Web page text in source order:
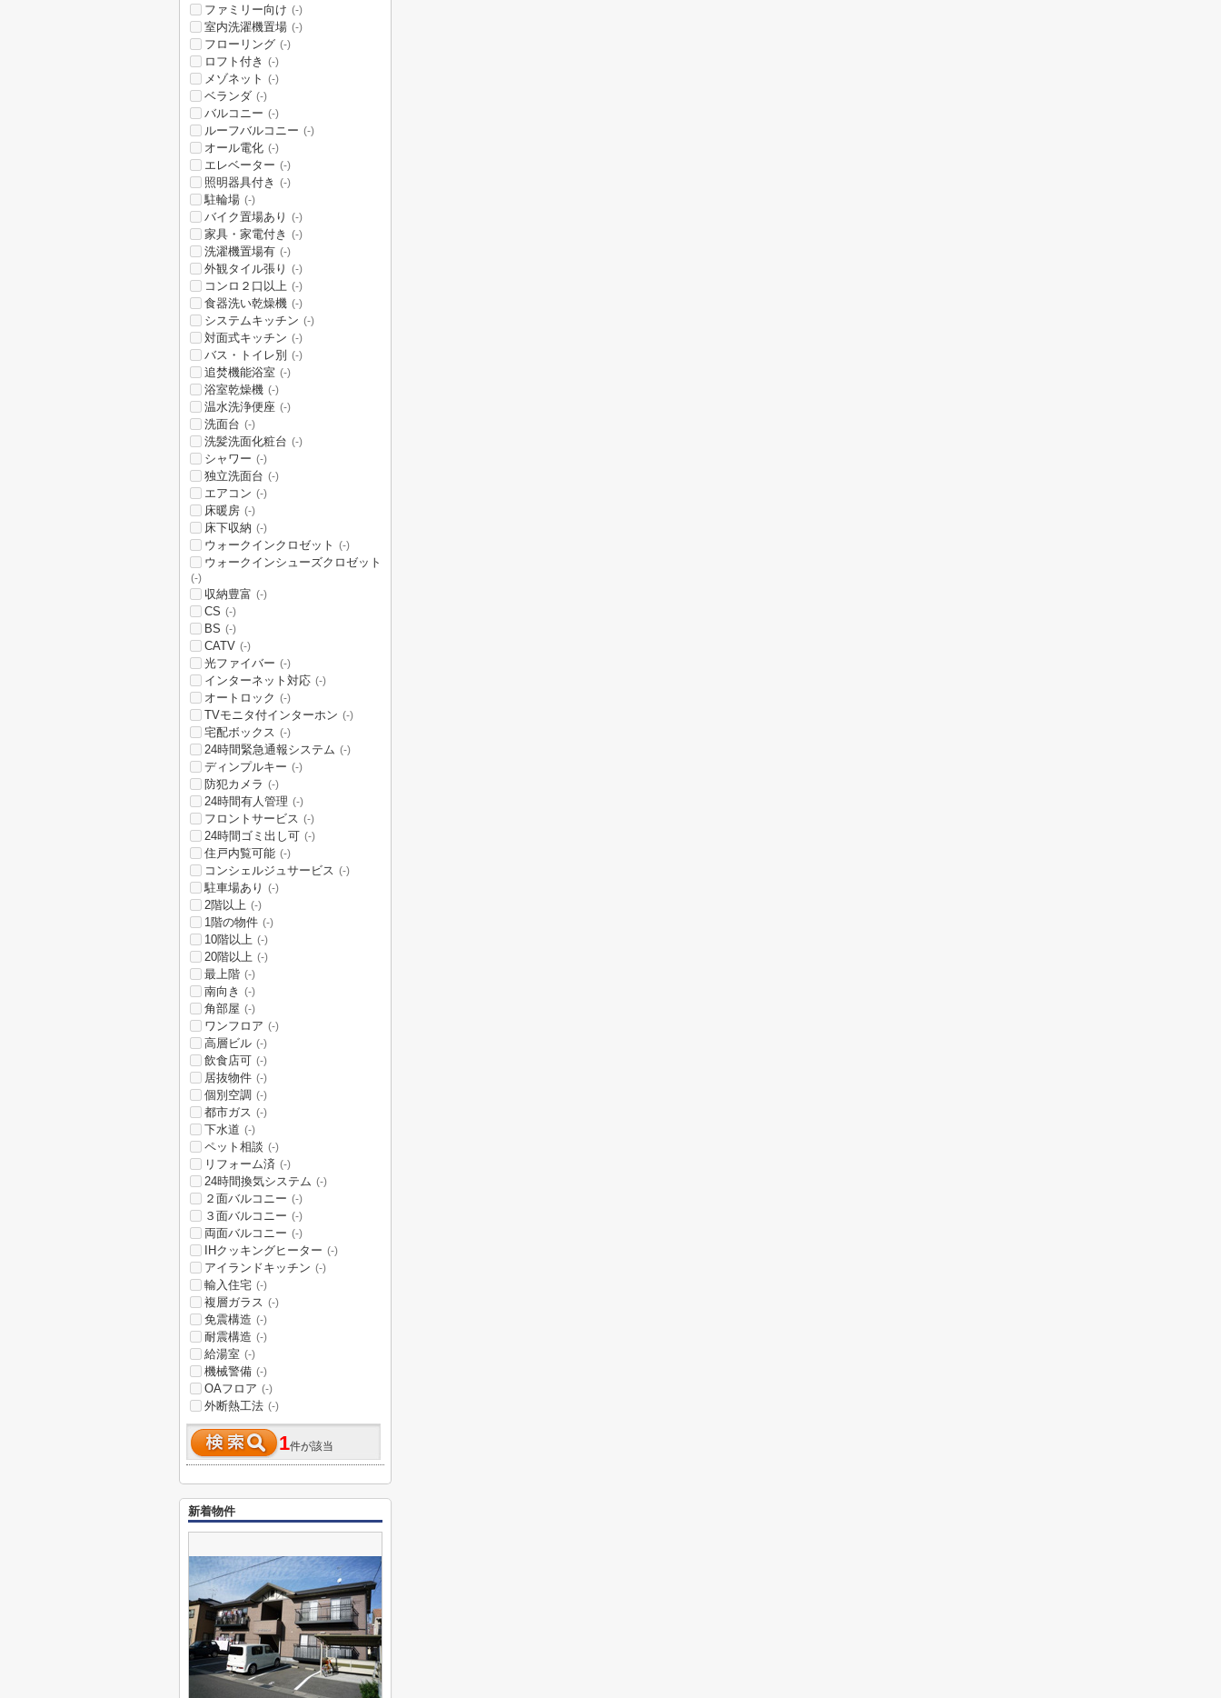
ファミリー向け (-)
室内洗濯機置場 (-)
フローリング (-)
ロフト付き (-)
メゾネット (-)
ベランダ (-)
バルコニー (-)
ルーフバルコニー (-)
オール電化 (-)
エレベーター (-)
照明器具付き (-)
駐輪場 (-)
バイク置場あり (-)
家具・家電付き (-)
洗濯機置場有 (-)
外観タイル張り (-)
コンロ２口以上 (-)
食器洗い乾燥機 (-)
システムキッチン (-)
対面式キッチン (-)
バス・トイレ別 (-)
追焚機能浴室 (-)
浴室乾燥機 (-)
温水洗浄便座 (-)
洗面台 (-)
洗髪洗面化粧台 (-)
シャワー (-)
独立洗面台 (-)
エアコン (-)
床暖房 (-)
床下収納 (-)
ウォークインクロゼット (-)
ウォークインシューズクロゼット
(-)
収納豊富 (-)
CS (-)
BS (-)
CATV (-)
光ファイバー (-)
インターネット対応 (-)
オートロック (-)
TVモニタ付インターホン (-)
宅配ボックス (-)
24時間緊急通報システム (-)
ディンプルキー (-)
防犯カメラ (-)
24時間有人管理 (-)
フロントサービス (-)
24時間ゴミ出し可 (-)
住戸内覧可能 (-)
コンシェルジュサービス (-)
駐車場あり (-)
2階以上 (-)
1階の物件 (-)
10階以上 (-)
20階以上 (-)
最上階 (-)
南向き (-)
角部屋 (-)
ワンフロア (-)
高層ビル (-)
飲食店可 (-)
居抜物件 (-)
個別空調 (-)
都市ガス (-)
下水道 (-)
ペット相談 (-)
リフォーム済 (-)
24時間換気システム (-)
２面バルコニー (-)
３面バルコニー (-)
両面バルコニー (-)
IHクッキングヒーター (-)
アイランドキッチン (-)
輸入住宅 (-)
複層ガラス (-)
免震構造 (-)
耐震構造 (-)
給湯室 (-)
機械警備 (-)
OAフロア (-)
外断熱工法 (-)
1件が該当
新着物件